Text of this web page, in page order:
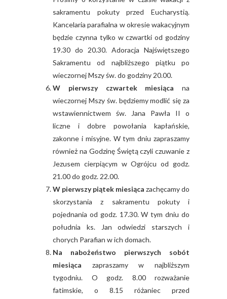
sakramentu pokuty przed Eucharystią.
Kancelaria parafialna w okresie wakacyjnym
będzie czynna tylko w czwartki od godziny
19.30 do 20.30. Adoracja Najświętszego
Sakramentu od najbliższego piątku po
wieczornej Mszy św. do godziny 20.00.
W pierwszy czwartek miesiąca na
wieczornej Mszy św. będziemy modlić się za
wstawiennictwem św. Jana Pawła II o
liczne i dobre powołania kapłańskie,
zakonne i misyjne. W tym dniu zapraszamy
również na Godzinę Świętą czyli czuwanie z
Jezusem cierpiącym w Ogrójcu od godz.
21.00 do godz. 22.00.
W pierwszy piątek miesiąca zachęcamy do
skorzystania z sakramentu pokuty i
pojednania od godz. 17.30. W tym dniu do
południa ks. Jan odwiedzi starszych i
chorych Parafian w ich domach.
Na nabożeństwo pierwszych sobót
miesiąca zapraszamy w najbliższym
tygodniu. O godz. 8.00 rozważanie
fatimskie, o 8.15 różaniec przed